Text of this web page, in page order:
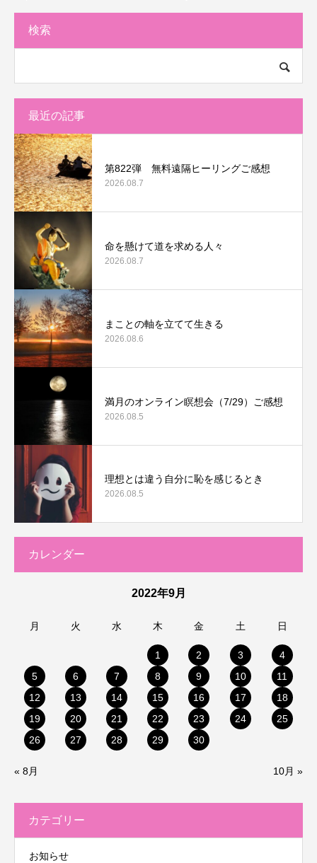
検索
最近の記事
第822弾 無料遠隔ヒーリングご感想
2026.08.7
命を懸けて道を求める人々
2026.08.7
まことの軸を立てて生きる
2026.08.6
満月のオンライン瞑想会（7/29）ご感想
2026.08.5
理想とは違う自分に恥を感じるとき
2026.08.5
カレンダー
2022年9月
月 火 水 木 金 土 日
1 2 3
4
5
6 7 8 9 10
11
12
13 14 15 16 17
18
19
20 21 22 23 24
25
26
27 28 29 30
« 8月 10月 »
カテゴリー
お知らせ